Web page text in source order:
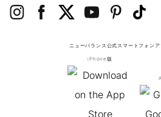
ニューバランス公式スマートフォンア
iPhone版